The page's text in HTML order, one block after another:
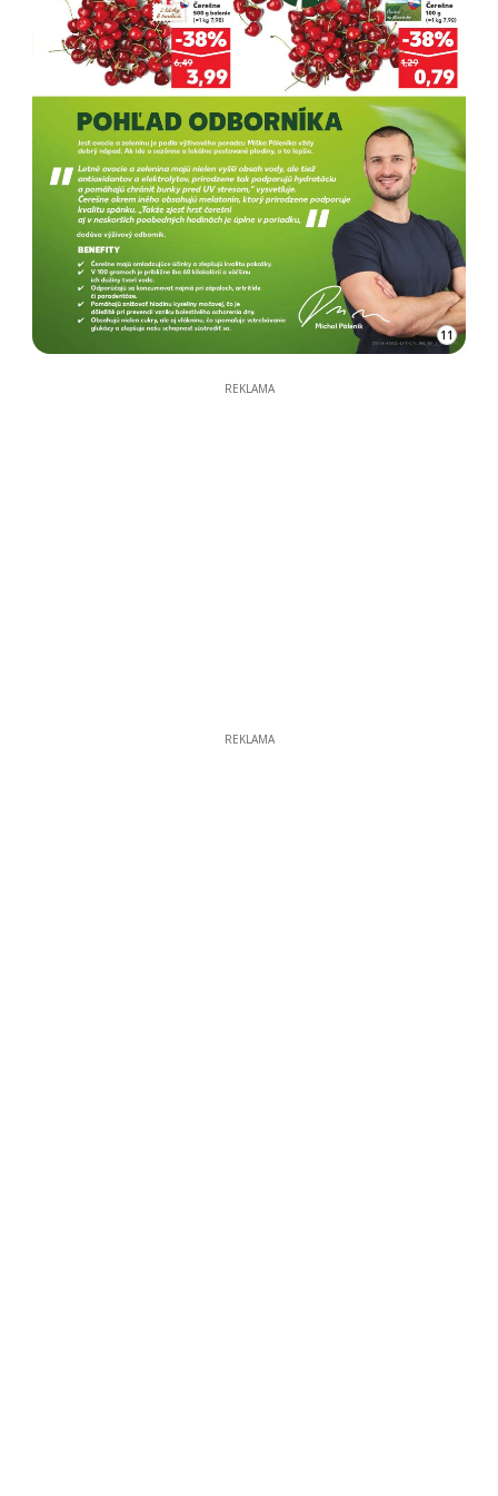
11
REKLAMA
REKLAMA